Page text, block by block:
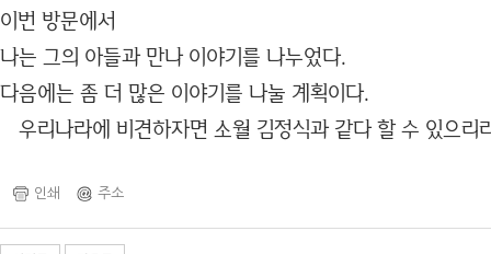
이번 방문에서
나는 그의 아들과 만나 이야기를 나누었다.
다음에는 좀 더 많은 이야기를 나눌 계획이다.
우리나라에 비견하자면 소월 김정식과 같다 할 수 있으리
인쇄 주소